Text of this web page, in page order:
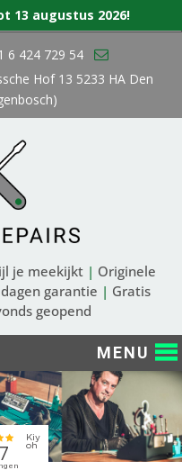
6 424 729 54
Hof 13 5233 HA Den
je meekijkt | Originele
garantie | Gratis
geopend
13 augustus 2026!